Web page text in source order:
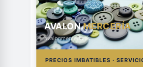
AVALONMERCERÍA
avalonmerceria.es
PRECIOS IMBATIBLES ·